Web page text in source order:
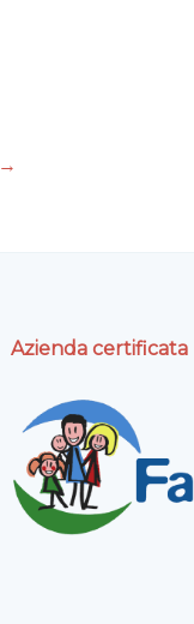
→
Azienda certificata